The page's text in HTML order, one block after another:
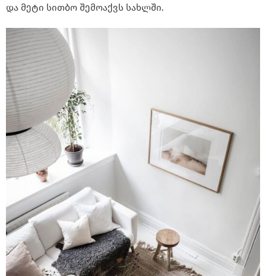
და მეტი სითბო შემოაქვს სახლში.